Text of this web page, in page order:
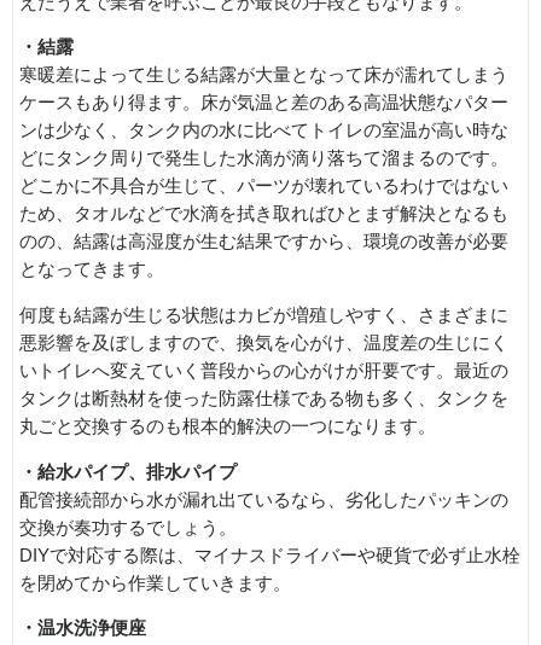
・結露
寒暖差によって生じる結露が大量となって床が濡れてしまう
ケースもあり得ます。床が気温と差のある高温状態なパター
ンは少なく、タンク内の水に比べてトイレの室温が高い時な
どにタンク周りで発生した水滴が滴り落ちて溜まるのです。
どこかに不具合が生じて、パーツが壊れているわけではない
ため、タオルなどで水滴を拭き取ればひとまず解決となるも
のの、結露は高湿度が生む結果ですから、環境の改善が必要
となってきます。
何度も結露が生じる状態はカビが増殖しやすく、さまざまに
悪影響を及ぼしますので、換気を心がけ、温度差の生じにく
いトイレへ変えていく普段からの心がけが肝要です。最近の
タンクは断熱材を使った防露仕様である物も多く、タンクを
丸ごと交換するのも根本的解決の一つになります。
・給水パイプ、排水パイプ
配管接続部から水が漏れ出ているなら、劣化したパッキンの
交換が奏功するでしょう。
DIYで対応する際は、マイナスドライバーや硬貨で必ず止水栓
を閉めてから作業していきます。
・温水洗浄便座